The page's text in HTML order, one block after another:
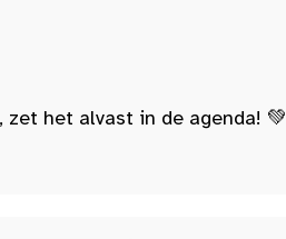
het alvast in de agenda! 💚